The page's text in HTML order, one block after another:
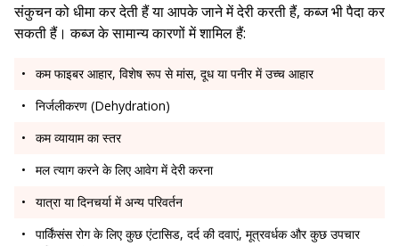
संकुचन को धीमा कर देती हैं या आपके जाने में देरी करती हैं, कब्ज भी पैदा कर
सकती हैं। कब्ज के सामान्य कारणों में शामिल हैं:
कम फाइबर आहार, विशेष रूप से मांस, दूध या पनीर में उच्च आहार
निर्जलीकरण (Dehydration)
कम व्यायाम का स्तर
मल त्याग करने के लिए आवेग में देरी करना
यात्रा या दिनचर्या में अन्य परिवर्तन
पार्किंसंस रोग के लिए कुछ एंटासिड, दर्द की दवाएं, मूत्रवर्धक और कुछ उपचार